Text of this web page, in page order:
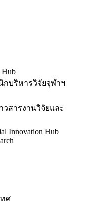
Hub
กบริหารวิจัยจุฬาฯ
วสารงานวิจัยและ
Innovation Hub
ศ